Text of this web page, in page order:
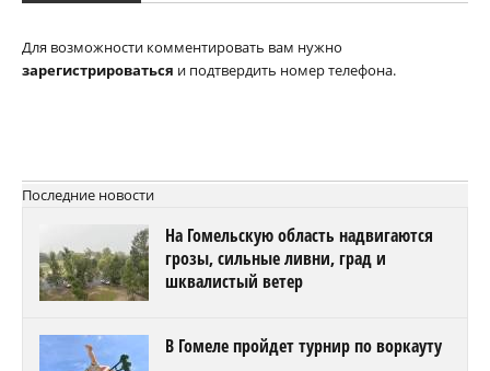
Для возможности комментировать вам нужно
зарегистрироваться и подтвердить номер телефона.
Последние новости
На Гомельскую область надвигаются
грозы, сильные ливни, град и
шквалистый ветер
В Гомеле пройдет турнир по воркауту